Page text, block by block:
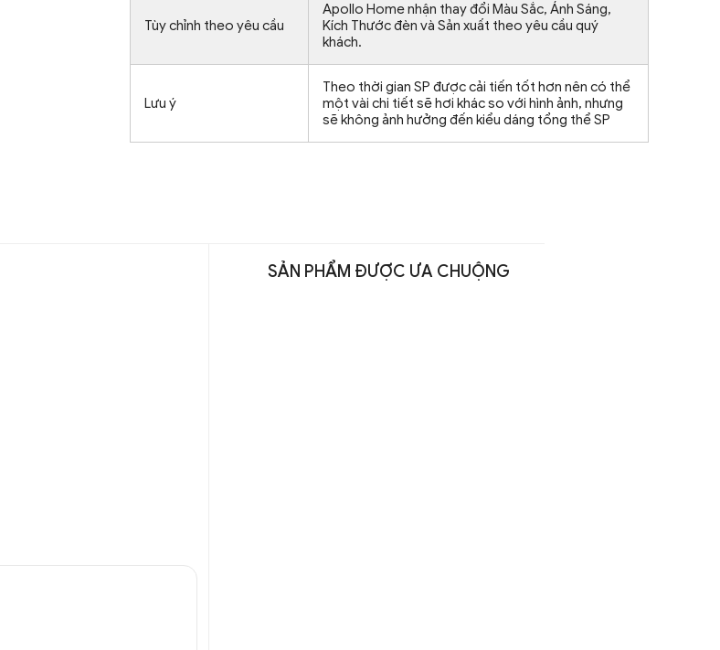
Tùy chỉnh theo yêu cầu
Apollo Home nhận thay đổi Màu Sắc, Ánh Sáng,
Kích Thước đèn và Sản xuất theo yêu cầu quý
khách.
Lưu ý
Theo thời gian SP được cải tiến tốt hơn nên có thể
một vài chi tiết sẽ hơi khác so với hình ảnh, nhưng
sẽ không ảnh hưởng đến kiểu dáng tổng thể SP
SẢN PHẨM ĐƯỢC ƯA CHUỘNG